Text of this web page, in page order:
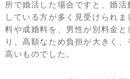
所で婚活した場合ですと、婚活
している方が多く見受けられ
料や成婚料を、男性が別料金と
り、高額なため負担が大きく
高いものでした。